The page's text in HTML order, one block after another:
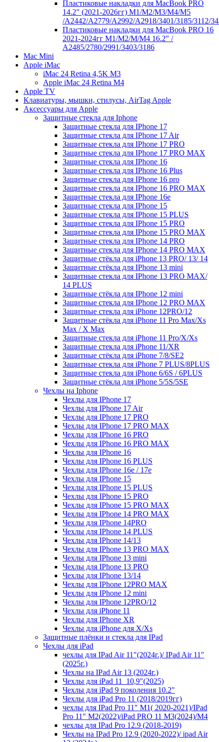
Пластиковые накладки для MacBook PRO
14.2" (2021-2026гг) M1/M2/M3/M4/M5
/A2442/A2779/A2992/A2918/3401/3185/3112/
Пластиковые накладки для MacBook PRO 16
2021-2024гг M1/M2/M/M4 16.2" /
А2485/2780/2991/3403/3186
Mac Mini
Apple iMac
iMac 24 Retina 4,5K M3
Apple iMac 24 Retina M4
Apple TV
Клавиатуры, мышки, стилусы, AirTag Apple
Аксессуары для Apple
Защитные стекла для Iphone
Защитные стекла для IPhone 17
Защитные стекла для IPhone 17 Air
Защитные стекла для IPhone 17 PRO
Защитные стекла для IPhone 17 PRO MAX
Защитные стекла для IPhone 16
Защитные стекла для IPhone 16 Plus
Защитные стекла для IPhone 16 pro
Защитные стекла для IPhone 16 PRO MAX
Защитные стекла для IPhone 16e
Защитные стекла для IPhone 15
Защитные стекла для IPhone 15 PLUS
Защитные стекла для IPhone 15 PRO
Защитные стекла для IPhone 15 PRO MAX
Защитные стекла для IPhone 14 PRO
Защитные стекла для IPhone 14 PRO MAX
Защитные стёкла для iPhone 13 PRO/ 13/ 14
Защитные стёкла для IPhone 13 mini
Защитные стекла для IPhone 13 PRO MAX/
14 PLUS
Защитные стёкла для IPhone 12 mini
Защитные стекла для IPhone 12 PRO MAX
Защитные стекла для iPhone 12PRO/12
Защитные стёкла для iPhone 11 Pro Max/Xs
Max / X Max
Защитные стекла для iPhone 11 Pro/X/Xs
Защитные стекла для iPhone 11/XR
Защитные стёкла для iPhone 7/8/SE2
Защитные стекла для iPhone 7 PLUS/8PLUS
Защитные стекла для iPhone 6/6S / 6PLUS
Защитные стёкла для iPhone 5/5S/5SE
Чехлы на Iphone
Чехлы для IPhone 17
Чехлы для IPhone 17 Air
Чехлы для IPhone 17 PRO
Чехлы для IPhone 17 PRO MAX
Чехлы для IPhone 16 PRO
Чехлы для IPhone 16 PRO MAX
Чехлы для IPhone 16
Чехлы для IPhone 16 PLUS
Чехлы для IPhone 16e / 17e
Чехлы для IPhone 15
Чехлы для IPhone 15 PLUS
Чехлы для IPhone 15 PRO
Чехлы для IPhone 15 PRO MAX
Чехлы для IPhone 14 PRO MAX
Чехлы для IPhone 14PRO
Чехлы для IPhone 14 PLUS
Чехлы для IPhone 14/13
Чехлы для IPhone 13 PRO MAX
Чехлы для IPhone 13 mini
Чехлы для IPhone 13 PRO
Чехлы для IPhone 13/14
Чехлы для IPhone 12PRO MAX
Чехлы для IPhone 12 mini
Чехлы для IPhone 12PRO/12
Чехлы для iPhone 11
Чехлы для IPhone XR
Чехлы для iPhone для X/Xs
Защитные плёнки и стекла для IPad
Чехлы для iPad
чехлы для IPad Air 11"(2024г.)/ IPad Air 11"
(2025г.)
Чехлы на IPad Air 13 (2024г.)
Чехлы для iPad 11_10,9"(2025)
Чехлы для iPad 9 поколения 10.2"
Чехлы для iPad Pro 11 (2018/2019гг)
чехлы для IPad Pro 11" М1( 2020-2021)/IPad
Pro 11" М2(2022)/iPad PRO 11 M3(2024)/M4
чехлы для IPad Pro 12.9 (2018-2019)
Чехлы на IPad Pro 12.9 (2020-2022)/ ipad Air